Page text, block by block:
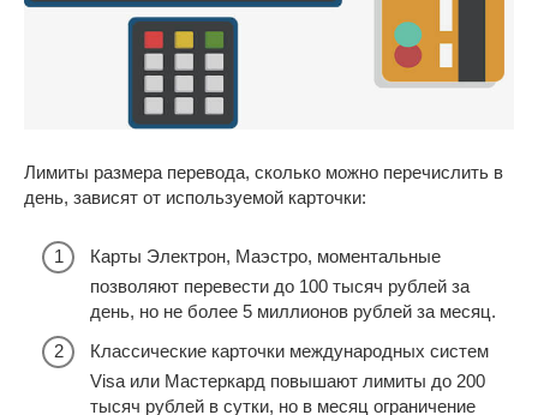
Лимиты размера перевода, сколько можно перечислить в
день, зависят от используемой карточки:
Карты Электрон, Маэстро, моментальные
позволяют перевести до 100 тысяч рублей за
день, но не более 5 миллионов рублей за месяц.
Классические карточки международных систем
Visa или Мастеркард повышают лимиты до 200
тысяч рублей в сутки, но в месяц ограничение